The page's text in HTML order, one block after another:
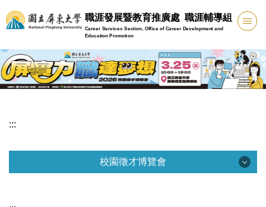
跳
到
要
內
容
職涯發展暨教育推廣處 職涯輔導組
Career Services Section, Office of Career Development and
Education Promotion
:::
校園徵才博覽會